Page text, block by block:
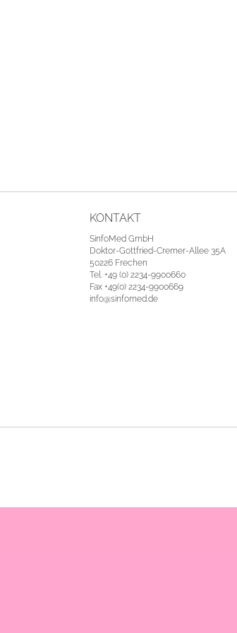
KONTAKT
SinfoMed GmbH
Doktor-Gottfried-Cremer-Allee 35A
50226 Frechen
Tel. +49 (0) 2234-9900660
Fax +49(0) 2234-9900669
info@sinfomed.de